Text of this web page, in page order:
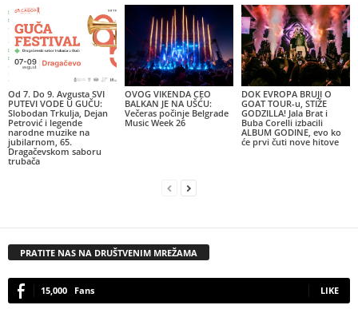
Od 7. Do 9. Avgusta SVI
PUTEVI VODE U GUČU:
Slobodan Trkulja, Dejan
Petrović i legende
narodne muzike na
jubilarnom, 65.
Dragačevskom saboru
trubača
OVOG VIKENDA CEO
BALKAN JE NA UŠĆU:
Večeras počinje Belgrade
Music Week 26
DOK EVROPA BRUJI O
GOAT TOUR-u, STIŽE
GODZILLA! Jala Brat i
Buba Corelli izbacili
ALBUM GODINE, evo ko
će prvi čuti nove hitove
PRATITE NAS NA DRUŠTVENIM MREŽAMA
15,000 Fans LIKE